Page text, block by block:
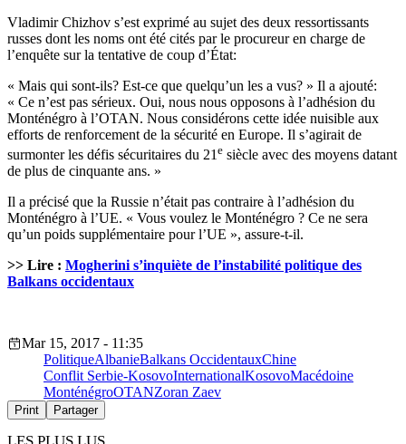
Vladimir Chizhov s’est exprimé au sujet des deux ressortissants
russes dont les noms ont été cités par le procureur en charge de
l’enquête sur la tentative de coup d’État:
« Mais qui sont-ils? Est-ce que quelqu’un les a vus? » Il a ajouté:
« Ce n’est pas sérieux. Oui, nous nous opposons à l’adhésion du
Monténégro à l’OTAN. Nous considérons cette idée nuisible aux
efforts de renforcement de la sécurité en Europe. Il s’agirait de
surmonter les défis sécuritaires du 21 e siècle avec des moyens datant
de plus de cinquante ans. »
Il a précisé que la Russie n’était pas contraire à l’adhésion du
Monténégro à l’UE. « Vous voulez le Monténégro ? Ce ne sera
qu’un poids supplémentaire pour l’UE », assure-t-il.
>> Lire : Mogherini s’inquiète de l’instabilité politique des
Balkans occidentaux
Mar 15, 2017 - 11:35
PolitiqueAlbanieBalkans OccidentauxChine
Conflit Serbie-KosovoInternationalKosovoMacédoine
MonténégroOTANZoran Zaev
Print Partager